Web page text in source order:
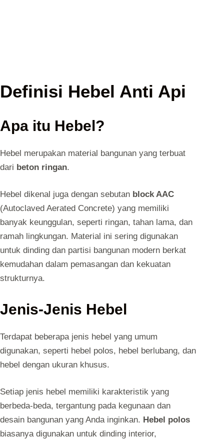
Definisi Hebel Anti Api
Apa itu Hebel?
Hebel merupakan material bangunan yang terbuat
dari beton ringan.
Hebel dikenal juga dengan sebutan block AAC
(Autoclaved Aerated Concrete) yang memiliki
banyak keunggulan, seperti ringan, tahan lama, dan
ramah lingkungan. Material ini sering digunakan
untuk dinding dan partisi bangunan modern berkat
kemudahan dalam pemasangan dan kekuatan
strukturnya.
Jenis-Jenis Hebel
Terdapat beberapa jenis hebel yang umum
digunakan, seperti hebel polos, hebel berlubang, dan
hebel dengan ukuran khusus.
Setiap jenis hebel memiliki karakteristik yang
berbeda-beda, tergantung pada kegunaan dan
desain bangunan yang Anda inginkan. Hebel polos
biasanya digunakan untuk dinding interior,